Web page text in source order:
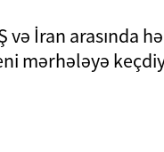
və İran arasında
mərhələyə